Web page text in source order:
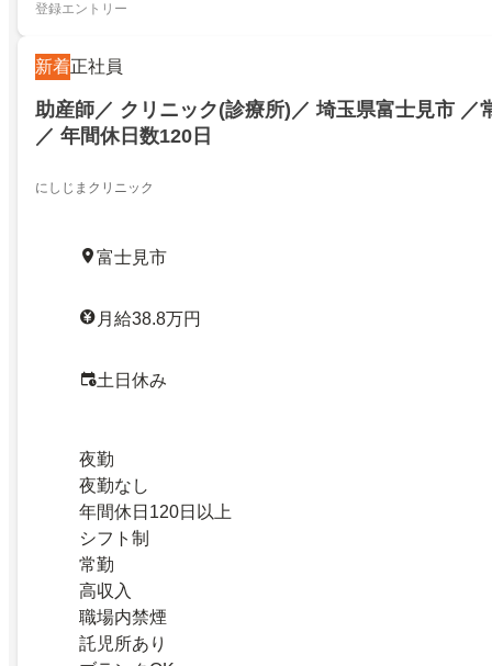
登録エントリー
新着正社員
助産師／ クリニック(診療所)／ 埼玉県富士見市 ／
／ 年間休日数120日
にしじまクリニック
富士見市
月給38.8万円
土日休み
夜勤
夜勤なし
年間休日120日以上
シフト制
常勤
高収入
職場内禁煙
託児所あり